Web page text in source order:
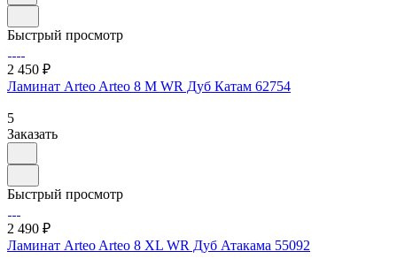
Быстрый просмотр
2 450 ₽
Ламинат Arteo Arteo 8 M WR Дуб Катам 62754
5
Заказать
Быстрый просмотр
2 490 ₽
Ламинат Arteo Arteo 8 XL WR Дуб Атакама 55092